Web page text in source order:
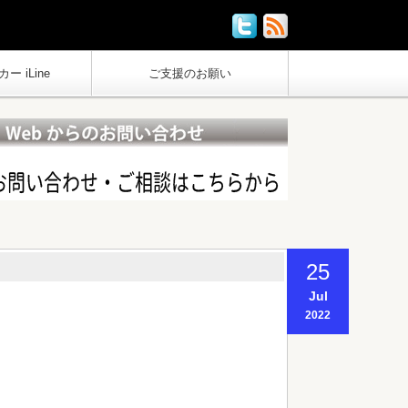
ー iLine ご支援のお願い
25
Jul
2022